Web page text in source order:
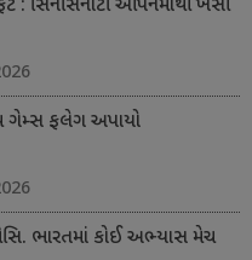
: સિનસિનાટી ઓપનમાંથી ખસી
ગેમ્સ ફલેગ અપાયો
ભારતમાં કોઈ અભ્યાસ મેચ